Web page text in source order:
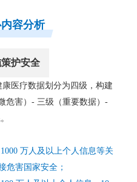
容分析
护安全
康医疗数据划分为四级，构建
危害）- 三级（重要数据）-
万人及以上个人信息等关
危害国家安全；